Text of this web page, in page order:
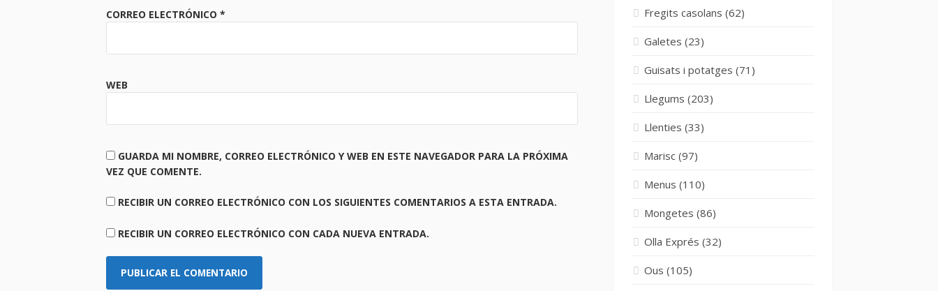
CORREO ELECTRÓNICO *
WEB
GUARDA MI NOMBRE, CORREO ELECTRÓNICO Y WEB EN ESTE NAVEGADOR PARA LA PRÓXIMA
VEZ QUE COMENTE.
RECIBIR UN CORREO ELECTRÓNICO CON LOS SIGUIENTES COMENTARIOS A ESTA ENTRADA.
RECIBIR UN CORREO ELECTRÓNICO CON CADA NUEVA ENTRADA.
Fregits casolans (62)
Galetes (23)
Guisats i potatges (71)
Llegums (203)
Llenties (33)
Marisc (97)
Menus (110)
Mongetes (86)
Olla Exprés (32)
Ous (105)